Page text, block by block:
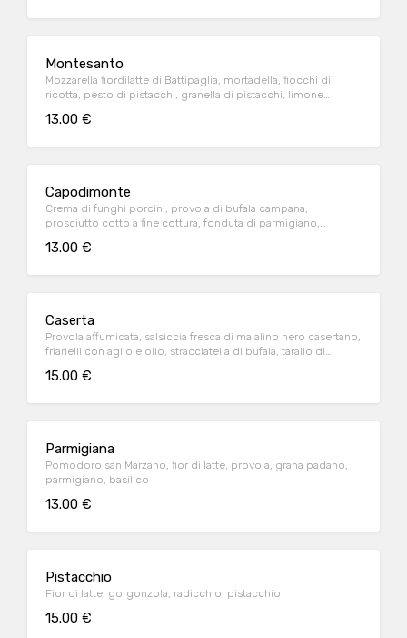
Montesanto
Mozzarella fiordilatte di Battipaglia, mortadella, fiocchi di
ricotta, pesto di pistacchi, granella di pistacchi, limone
13.00 €
Capodimonte
Crema di funghi porcini, provola di bufala campana,
prosciutto cotto a fine cottura, fonduta di parmigiano,
13.00 €
Caserta
Provola affumicata, salsiccia fresca di maialino nero casertano,
friarielli con aglio e olio, stracciatella di bufala, tarallo di
15.00 €
Parmigiana
Pomodoro san Marzano, fior di latte, provola, grana padano,
parmigiano, basilico
13.00 €
Pistacchio
Fior di latte, gorgonzola, radicchio, pistacchio
15.00 €